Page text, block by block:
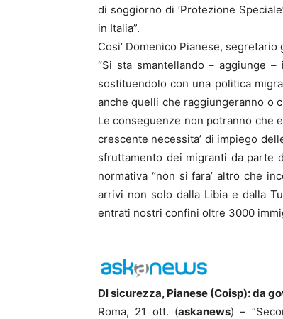
di soggiorno di ‘Protezione
in Italia”.
Cosi’ Domenico Pianese,
“Si sta smantellando – aggiunge
sostituendolo con una politica
anche quelli che raggiungeranno o
Le conseguenze non potranno che
crescente necessita’ di impiego
sfruttamento dei migranti da parte
normativa “non si fara’ altro che
arrivi non solo dalla Libia e dalla
entrati nostri confini oltre 3000
Dl sicurezza, Pianese (Coisp): da
Roma, 21 ott. (askanews) –